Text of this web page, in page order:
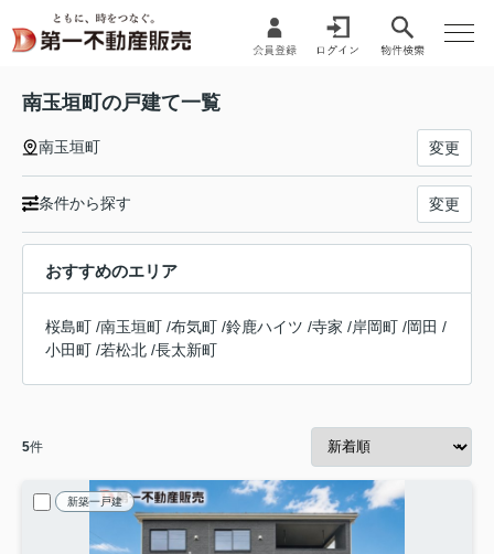
南玉垣町の戸建て一覧
南玉垣町 変更
条件から探す 変更
おすすめのエリア
桜島町 /南玉垣町 /布気町 /鈴鹿ハイツ /寺家 /岸岡町 /岡田 /
小田町 /若松北 /長太新町
5件
新築一戸建